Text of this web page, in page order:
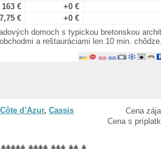
163 €
+0 €
€
+0 €
domoch s typickou bretonskou
a reštauráciami len 10 min. chôdze.
Cena
Cena s
d’Azur,Cassis